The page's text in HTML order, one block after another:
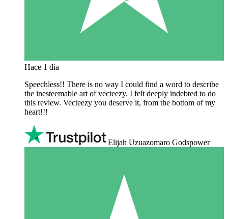
Hace 1 día
Speechless!! There is no way I could find a word to describe
the inesteemable art of vecteezy. I felt deeply indebted to do
this review. Vecteezy you deserve it, from the bottom of my
heart!!!
Elijah Uzuazomaro Godspower